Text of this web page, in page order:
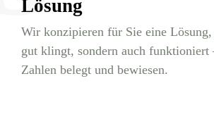
Lösung
Wir konzipieren für Sie eine
gut klingt, sondern auch funktioniert
Zahlen belegt und bewiesen.